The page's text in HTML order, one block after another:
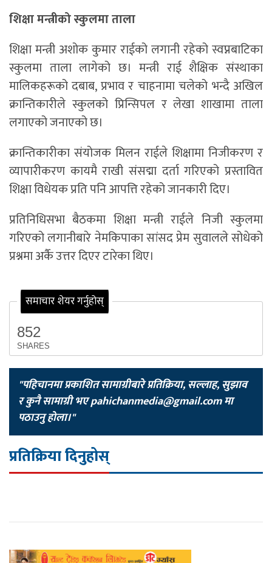
शिक्षा मन्त्रीको स्कुलमा ताला
शिक्षा मन्त्री अशोक कुमार राईको लगानी रहेको स्वप्नबाटिका
स्कुलमा ताला लागेको छ। मन्त्री राई शैक्षिक संस्थाका
मालिकहरूको दबाब, प्रभाव र चाहनामा चलेको भन्दै अखिल
क्रान्तिकारीले स्कुलको प्रिन्सिपल र लेखा शाखामा ताला
लगाएको जनाएको छ।
क्रान्तिकारीका संयोजक मिलन राईले शिक्षामा निजीकरण र
व्यापारीकरण कायमै राखी संसद्मा दर्ता गरिएको प्रस्तावित
शिक्षा विधेयक प्रति पनि आपत्ति रहेको जानकारी दिए।
प्रतिनिधिसभा बैठकमा शिक्षा मन्त्री राईले निजी स्कुलमा
गरिएको लगानीबारे नेमकिपाका सांसद प्रेम सुवालले सोधेको
प्रश्नमा अर्कै उत्तर दिएर टारेका थिए।
समाचार शेयर गर्नुहोस्
852
SHARES
"पहिचानमा प्रकाशित सामाग्रीबारे प्रतिक्रिया, सल्लाह, सुझाव
र कुनै सामाग्री भएpahichanmedia@gmail.comमा
पठाउनु होला।"
प्रतिक्रिया दिनुहोस्